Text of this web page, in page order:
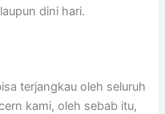
dini hari.
terjangkau oleh seluruh
kami, oleh sebab itu,